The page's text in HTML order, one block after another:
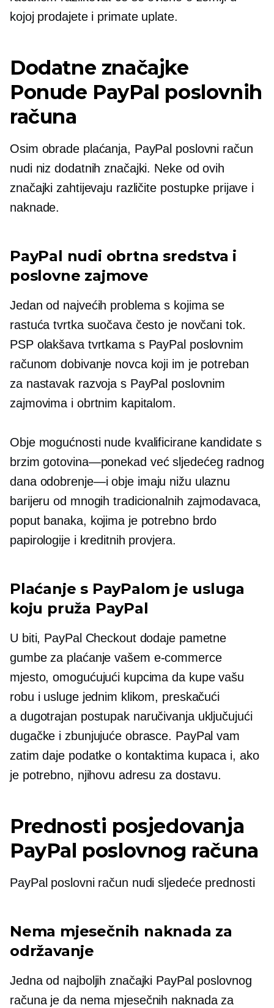
kojoj prodajete i primate uplate.
Dodatne značajke
Ponude PayPal poslovnih
računa
Osim obrade plaćanja, PayPal poslovni račun
nudi niz dodatnih značajki. Neke od ovih
značajki zahtijevaju različite postupke prijave i
naknade.
PayPal nudi obrtna sredstva i
poslovne zajmove
Jedan od najvećih problema s kojima se
rastuća tvrtka suočava često je novčani tok.
PSP olakšava tvrtkama s PayPal poslovnim
računom dobivanje novca koji im je potreban
za nastavak razvoja s PayPal poslovnim
zajmovima i obrtnim kapitalom.
Obje mogućnosti nude kvalificirane kandidate s
brzimgotovina—ponekad već sljedećeg radnog
dana odobrenje—iobje imaju nižu ulaznu
barijeru od mnogih tradicionalnih zajmodavaca,
poput banaka, kojima je potrebno brdo
papirologije i kreditnih provjera.
Plaćanje s PayPalom je usluga
koju pruža PayPal
U biti, PayPal Checkout dodaje pametne
gumbe za plaćanje vašem e-commerce
mjesto, omogućujući kupcima da kupe vašu
robu i usluge jednim klikom, preskačući
a dugotrajan postupak naručivanja uključujući
dugačke i zbunjujuće obrasce. PayPal vam
zatim daje podatke o kontaktima kupaca i, ako
je potrebno, njihovu adresu za dostavu.
Prednosti posjedovanja
PayPal poslovnog računa
PayPal poslovni račun nudi sljedeće prednosti
Nema mjesečnih naknada za
održavanje
Jedna od najboljih značajki PayPal poslovnog
računa je da nema mjesečnih naknada za